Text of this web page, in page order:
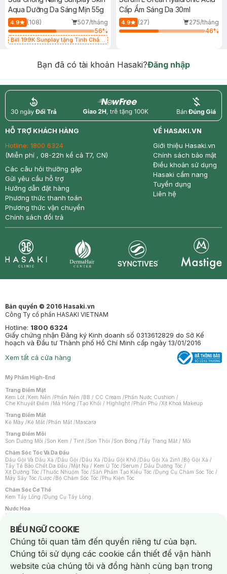
Aqua Dưỡng Da Sáng Mịn 55g
4.9 (108)
507/tháng
56%
Bill 199K Sunplay tặng Tinh Chất
Cấp Ẩm Sáng Da 30ml
4.9 (27)
275/tháng
46%
Bạn đã có tài khoản Hasaki?Đăng nhập
return nowfree price
HỖ TRỢ KHÁCH HÀNG
Hotline: 1800 6324
(Miễn phí , 08-22h kể cả T7, CN)
Các câu hỏi thường gặp
Gửi yêu cầu hỗ trợ
Hướng dẫn đặt hàng
Phương thức thanh toán
Phương thức vận chuyển
Chính sách đổi trả
VỀ HASAKI.VN
Giới thiệu Hasaki.vn
Chính sách bảo mật
Điều khoản sử dụng
Hasaki cẩm nang
Tuyển dụng
Liên hệ
Bản quyền © 2016 Hasaki.vn
Công Ty cổ phần HASAKI VIETNAM
Hotline: 1800 6324
Giấy chứng nhận Đăng ký Kinh doanh số 0313612829 do Sở Kế
hoạch và Đầu tư Thành phố Hồ Chí Minh cấp ngày 13/01/2016
Xem tất cả cửa hàng
Mỹ Phẩm High-End
Trang Điểm Mặt
Kem Lót /Kem Nền /Phấn Nền /BB / CC Cream /Phấn Nước Cushion /
Che Khuyết Điểm /Má Hồng /Tạo Khối / Highlight /Phấn Phủ /Xịt Khoá Makeup
Trang Điểm Mắt
Kẻ Mày /Kẻ Mắt /Phấn Mắt /Mascara
Trang Điểm Môi
Son Dưỡng Môi /Son Kem / Tint /Son Thỏi /Son Bóng /Tẩy Trang Mắt / Môi
Chăm Sóc Tóc Và Da Đầu
Dầu Gội Và Dầu Xả /Dầu Gội /Dầu Xả /Dầu Gội Khô /Dầu Gội Xả 2in1 /Bộ Gội Xả /
Tẩy Tế Bào Chết Da Đầu /Mặt Nạ / Kem Ủ Tóc /Serum / Dầu Dưỡng Tóc /
Xịt Dưỡng Tóc /Thuốc Nhuộm Tóc /Sản Phẩm Tạo Kiểu Tóc /Dụng Cụ Chăm Sóc Tóc /
Máy Sấy Tóc /Lược /Bộ Chăm Sóc Tóc /Phụ Kiện Tóc
Chăm Sóc Cơ Thể
Kem Tẩy Lông /Dụng Cụ Tẩy Lông
Nước Hoa
Nước Hoa Nữ
Chăm Sóc Cá Nhân
Chống Muỗi /Khẩu Trang /Máy Massage/Mặt Nạ Xông Hơi /Nước Rửa Tay/
Sản Phẩm Chăm Sóc Khác /Bàn Chải Đánh Răng /Bàn Chải Điện/
Hỗ Trợ Trắng Răng/Kem Đánh Răng /Máy Tăm Nước/ Nước Súc Miệng/
Tăm / Chỉ Nha Khoa/ Xịt Thơm Miệng / Dung Dịch Vệ Sinh/Dưỡng Vùng Kín/
Khăn Ướt Vệ Sinh Vùng Kín/Băng Vệ Sinh/Tampon/Bọt Cạo Râu /Dao Cạo Râu/
Máy Cạo Râu
BIỂU NGỮ COOKIE
Notice about cookies usage
Chúng tôi quan tâm đến quyền riêng tư của bạn.
Chúng tôi sử dụng các cookie cần thiết để vận hành
website của chúng tôi và đồng hành cùng bạn trong